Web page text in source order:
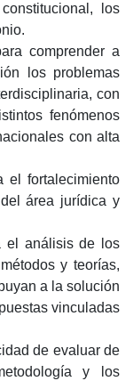
los
comprender a
los problemas
con
fenómenos
con alta
el fortalecimiento
área jurídica y
el análisis de los
y teorías,
a la solución
vinculadas
de evaluar de
y los